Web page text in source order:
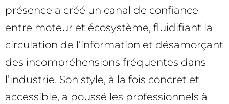
présence a créé un canal de confiance
entre moteur et écosystème, fluidifiant la
circulation de l’information et désamorçant
des incompréhensions fréquentes dans
l’industrie. Son style, à la fois concret et
accessible, a poussé les professionnels à